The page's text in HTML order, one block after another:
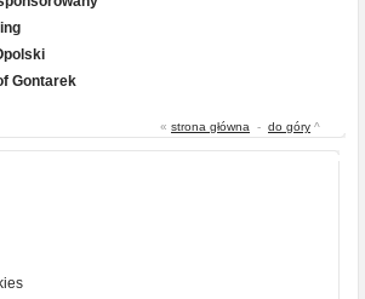
Gontarek
« strona główna - do góry ^